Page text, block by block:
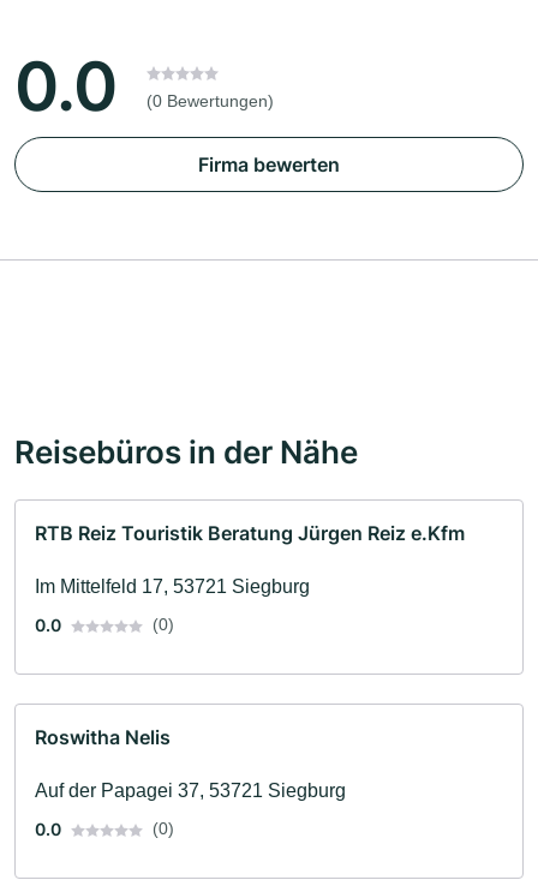
0.0 (0 Bewertungen)
Firma bewerten
Reisebüros in der Nähe
RTB Reiz Touristik Beratung Jürgen Reiz e.Kfm
Im Mittelfeld 17, 53721 Siegburg
0.0
(0)
Roswitha Nelis
Auf der Papagei 37, 53721 Siegburg
0.0
(0)